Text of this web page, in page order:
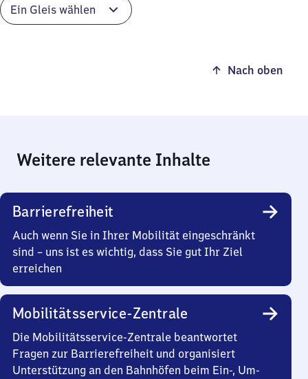
Nach oben
Weitere relevante Inhalte
Barrierefreiheit
Auch wenn Sie in Ihrer Mobilität eingeschränkt
sind – uns ist es wichtig, dass Sie gut Ihr Ziel
erreichen
Mobilitätsservice-Zentrale
Die Mobilitätsservice-Zentrale beantwortet
Fragen zur Barrierefreiheit und organisiert
Unterstützung an den Bahnhöfen beim Ein-, Um-